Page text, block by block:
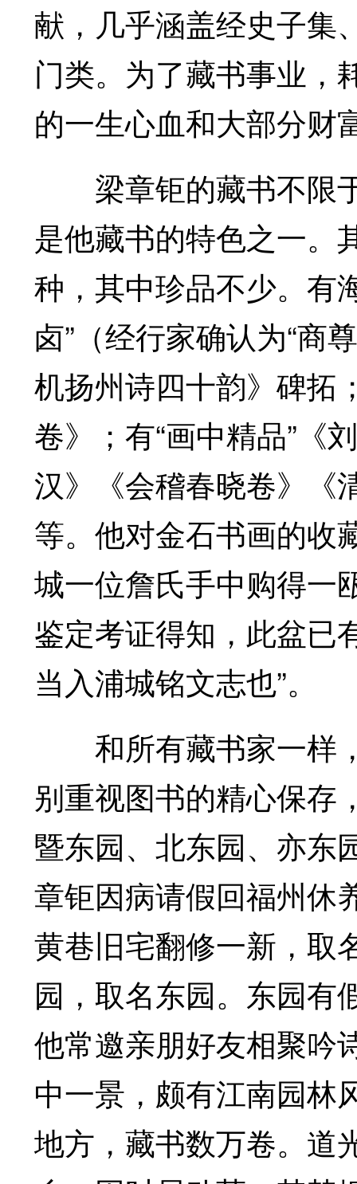
献，几乎涵盖经史子集
门类。为了藏书事业，
的一生心血和大部分财
梁章钜的藏书不限
是他藏书的特色之一。
种，其中珍品不少。有
卤”（经行家确认为“商
机扬州诗四十韵》碑拓
卷》；有“画中精品”《
汉》《会稽春晓卷》《
等。他对金石书画的收
城一位詹氏手中购得一
鉴定考证得知，此盆已
当入浦城铭文志也”。
和所有藏书家一样
别重视图书的精心保存
暨东园、北东园、亦东
章钜因病请假回福州休
黄巷旧宅翻修一新，取
园，取名东园。东园有
他常邀亲朋好友相聚吟
中一景，颇有江南园林
地方，藏书数万卷。道